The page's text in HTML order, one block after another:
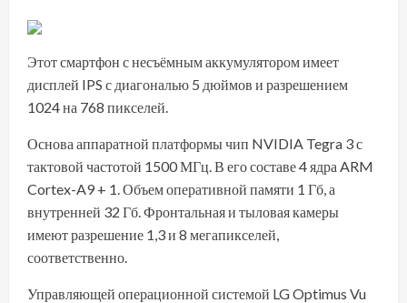
Этот смартфон с несъёмным аккумулятором имеет
дисплей IPS с диагональю 5 дюймов и разрешением
1024 на 768 пикселей.
Основа аппаратной платформы чип NVIDIA Tegra 3 с
тактовой частотой 1500 МГц. В его составе 4 ядра ARM
Cortex-A9 + 1. Объем оперативной памяти 1 Гб, а
внутренней 32 Гб. Фронтальная и тыловая камеры
имеют разрешение 1,3 и 8 мегапикселей,
соответственно.
Управляющей операционной системой LG Optimus Vu